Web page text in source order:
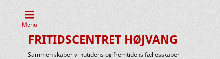
Menu
FRITIDSCENTRET HØJVANG
Sammen skaber vi nutidens og fremtidens fællesskaber